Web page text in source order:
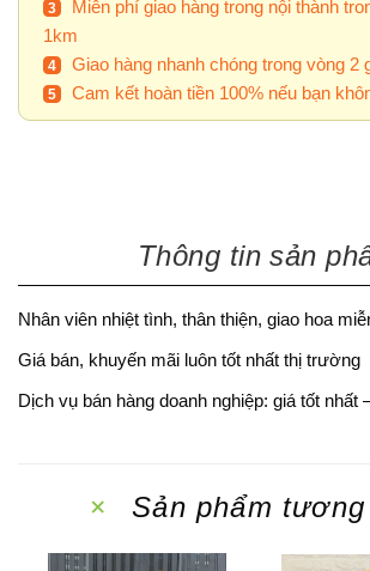
Miễn phí giao hàng trong nội thành
1km
Giao hàng nhanh chóng trong vòng 2
Cam kết hoàn tiền 100% nếu bạn
Thông tin sản
Nhân viên nhiệt tình, thân thiện, giao hoa
Giá bán, khuyến mãi luôn tốt nhất thị trường
Dịch vụ bán hàng doanh nghiệp: giá tốt nhất
Sản phẩm